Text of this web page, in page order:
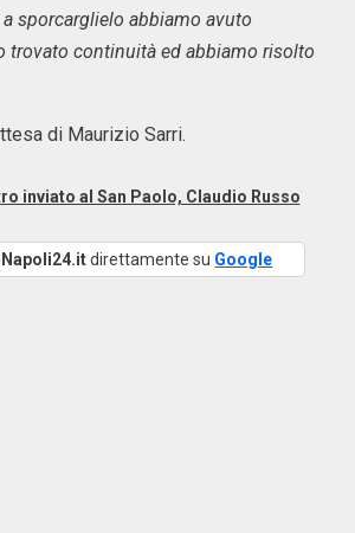
sporcarglielo abbiamo avuto
trovato continuità ed abbiamo risolto
di Maurizio Sarri.
inviato al San Paolo, Claudio Russo
direttamente su Google